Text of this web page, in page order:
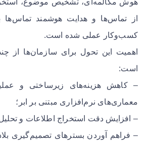
از تماس‌ها و هدایت هوشمند تماس‌ها
کسب‌وکار عملی شده است.
اهمیت این تحول برای سازمان‌ها از
است:
– کاهش هزینه‌های زیرساختی و
معماری‌های نرم‌افزاری مبتنی بر ابر؛
– افزایش دقت استخراج اطلاعات و
– فراهم آوردن بسترهای تصمیم‌گیری